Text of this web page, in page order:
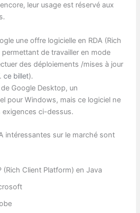
leur usage est réservé aux
une offre logicielle en RDA (Rich
de travailler en mode
des déploiements /mises à jour
ce billet).
Google Desktop, un
pour Windows, mais ce logiciel ne
exigences ci-dessus.
intéressantes sur le marché sont
(Rich Client Platform) en Java